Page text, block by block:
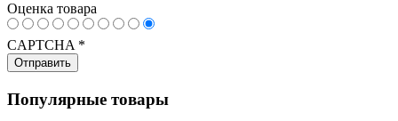
Оценка товара
CAPTCHA *
Популярные товары